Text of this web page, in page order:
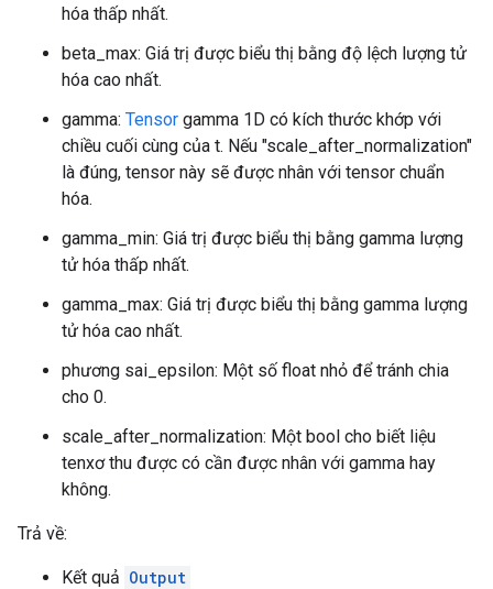
hóa thấp nhất.
beta_max: Giá trị được biểu thị bằng độ lệch lượng tử
hóa cao nhất.
gamma: Tensor gamma 1D có kích thước khớp với
chiều cuối cùng của t. Nếu "scale_after_normalization"
là đúng, tensor này sẽ được nhân với tensor chuẩn
hóa.
gamma_min: Giá trị được biểu thị bằng gamma lượng
tử hóa thấp nhất.
gamma_max: Giá trị được biểu thị bằng gamma lượng
tử hóa cao nhất.
phương sai_epsilon: Một số float nhỏ để tránh chia
cho 0.
scale_after_normalization: Một bool cho biết liệu
tenxơ thu được có cần được nhân với gamma hay
không.
Trả về:
Kết quả Output